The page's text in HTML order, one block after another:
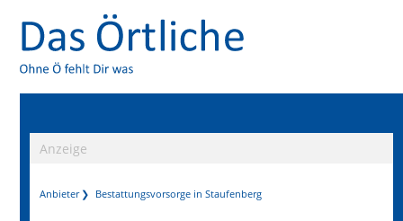
Anzeige
Anbieter Bestattungsvorsorge in Staufenberg